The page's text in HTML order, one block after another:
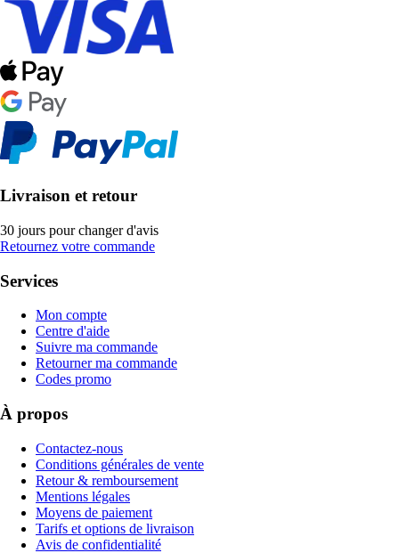
Livraison et retour
30 jours pour changer d'avis
Retournez votre commande
Services
Mon compte
Centre d'aide
Suivre ma commande
Retourner ma commande
Codes promo
À propos
Contactez-nous
Conditions générales de vente
Retour & remboursement
Mentions légales
Moyens de paiement
Tarifs et options de livraison
Avis de confidentialité